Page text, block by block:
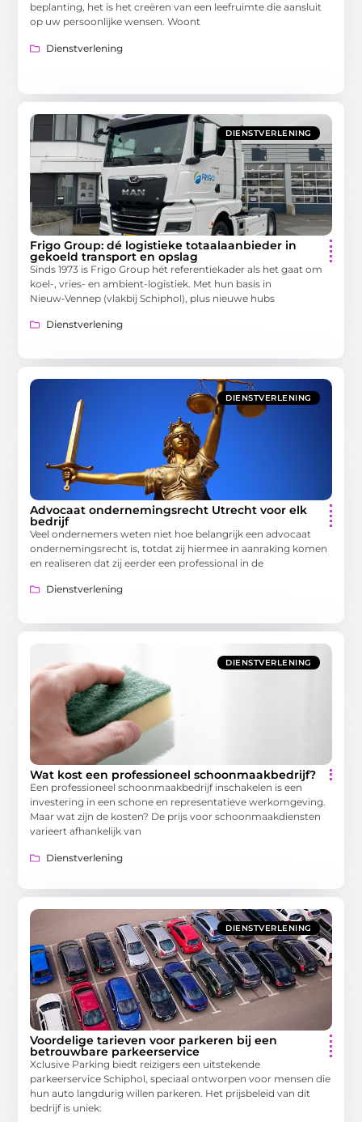
beplanting, het is het creëren van een leefruimte die aansluit
op uw persoonlijke wensen. Woont
Dienstverlening
DIENSTVERLENING
Frigo Group: dé logistieke totaalaanbieder in
gekoeld transport en opslag
Sinds 1973 is Frigo Group hét referentiekader als het gaat om
koel-, vries- en ambient-logistiek. Met hun basis in
Nieuw‑Vennep (vlakbij Schiphol), plus nieuwe hubs
Dienstverlening
DIENSTVERLENING
Advocaat ondernemingsrecht Utrecht voor elk
bedrijf
Veel ondernemers weten niet hoe belangrijk een advocaat
ondernemingsrecht is, totdat zij hiermee in aanraking komen
en realiseren dat zij eerder een professional in de
Dienstverlening
DIENSTVERLENING
Wat kost een professioneel schoonmaakbedrijf?
Een professioneel schoonmaakbedrijf inschakelen is een
investering in een schone en representatieve werkomgeving.
Maar wat zijn de kosten? De prijs voor schoonmaakdiensten
varieert afhankelijk van
Dienstverlening
DIENSTVERLENING
Voordelige tarieven voor parkeren bij een
betrouwbare parkeerservice
Xclusive Parking biedt reizigers een uitstekende
parkeerservice Schiphol, speciaal ontworpen voor mensen die
hun auto langdurig willen parkeren. Het prijsbeleid van dit
bedrijf is uniek: